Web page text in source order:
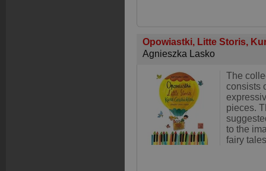
Opowiastki, Litte Storis,
Agnieszka Lasko
The
consists
pieces.
to the
fairy